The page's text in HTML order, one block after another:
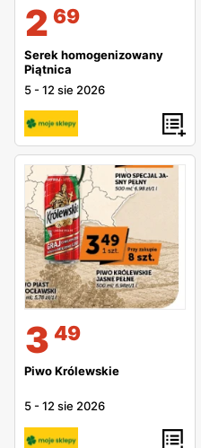
2 69
Serek homogenizowany
Piątnica
5 -12 sie 2026
3 49
Piwo Królewskie
5 -12 sie 2026